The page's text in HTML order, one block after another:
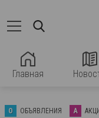
Главная
О ОБЪЯВЛЕНИЯ А